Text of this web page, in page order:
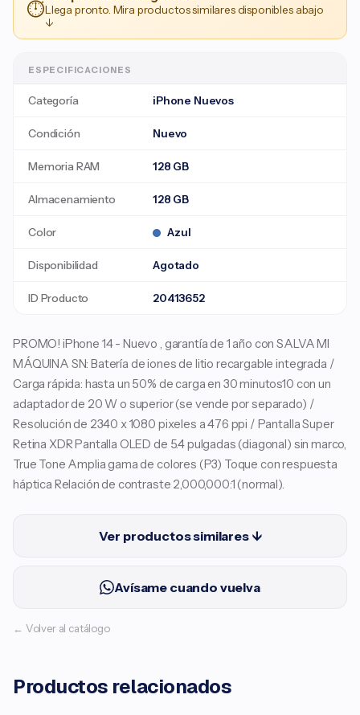
⏱Llega pronto. Mira productos similares disponibles abajo
↓
ESPECIFICACIONES
Categoría iPhone Nuevos
Condición Nuevo
Memoria RAM 128 GB
Almacenamiento 128 GB
Color Azul
Disponibilidad Agotado
ID Producto 20413652
PROMO! iPhone 14 - Nuevo , garantía de 1 año con SALVA MI
MÁQUINA SN: Batería de iones de litio recargable integrada /
Carga rápida: hasta un 50% de carga en 30 minutos10 con un
adaptador de 20 W o superior (se vende por separado) /
Resolución de 2340 x 1080 pixeles a 476 ppi / Pantalla Super
Retina XDR Pantalla OLED de 5.4 pulgadas (diagonal) sin marco,
True Tone Amplia gama de colores (P3) Toque con respuesta
háptica Relación de contraste 2,000,000:1 (normal).
Ver productos similares ↓
Avísame cuando vuelva
← Volver al catálogo
Productos relacionados